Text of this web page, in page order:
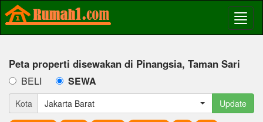
Peta properti disewakan di Pinangsia, Taman Sari
BELI SEWA
Kota Jakarta Barat Update